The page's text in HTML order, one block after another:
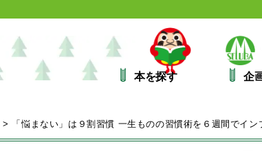
本を探す 企
> 「悩まない」は９割習慣 一生ものの習慣術を６週間でイン